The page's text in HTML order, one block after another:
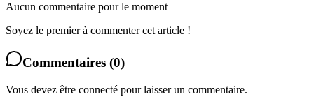
Aucun commentaire pour le moment
Soyez le premier à commenter cet article !
Commentaires (0)
Vous devez être connecté pour laisser un commentaire.